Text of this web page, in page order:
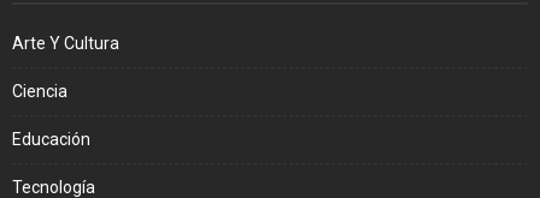
Arte Y Cultura
Ciencia
Educación
Tecnología